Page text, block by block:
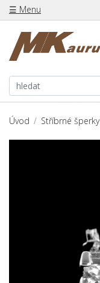
☰ Menu
Úvod Stříbrné šperky